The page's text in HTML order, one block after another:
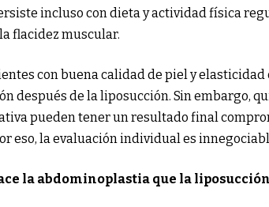
incluso con dieta y actividad física
flacidez muscular.
con buena calidad de piel y
después de la liposucción. Sin embargo,
pueden tener un resultado final
eso, la evaluación individual es
la abdominoplastia que la